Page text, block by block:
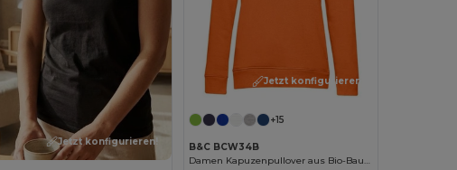
Jetzt konfigurieren!
Jetzt konfigurieren!
+15
B&C BCW34B